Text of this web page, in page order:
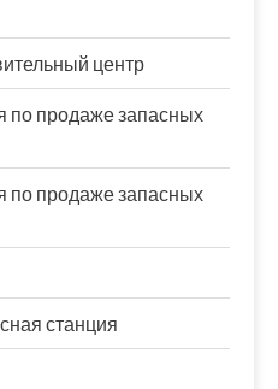
центр
по продаже запасных
по продаже запасных
станция